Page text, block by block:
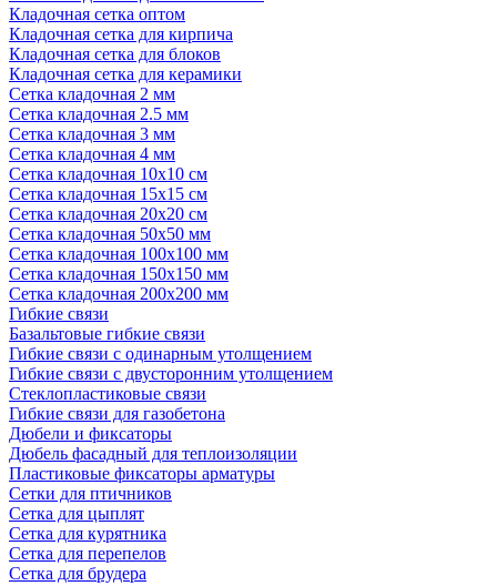
Кладочная сетка оптом
Кладочная сетка для кирпича
Кладочная сетка для блоков
Кладочная сетка для керамики
Сетка кладочная 2 мм
Сетка кладочная 2.5 мм
Сетка кладочная 3 мм
Сетка кладочная 4 мм
Сетка кладочная 10x10 см
Сетка кладочная 15x15 см
Сетка кладочная 20x20 см
Сетка кладочная 50x50 мм
Сетка кладочная 100x100 мм
Сетка кладочная 150x150 мм
Сетка кладочная 200x200 мм
Гибкие связи
Базальтовые гибкие связи
Гибкие связи с одинарным утолщением
Гибкие связи с двусторонним утолщением
Стеклопластиковые связи
Гибкие связи для газобетона
Дюбели и фиксаторы
Дюбель фасадный для теплоизоляции
Пластиковые фиксаторы арматуры
Сетки для птичников
Сетка для цыплят
Сетка для курятника
Сетка для перепелов
Сетка для брудера